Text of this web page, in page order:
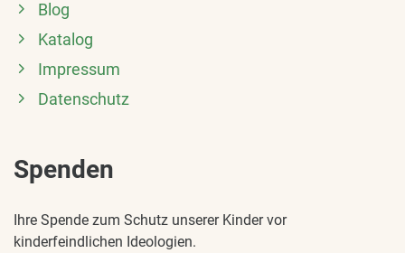
Blog
Katalog
Impressum
Datenschutz
Spenden
Ihre Spende zum Schutz unserer Kinder vor
kinderfeindlichen Ideologien.